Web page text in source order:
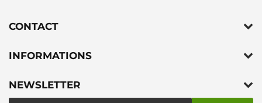
CONTACT
INFORMATIONS
NEWSLETTER